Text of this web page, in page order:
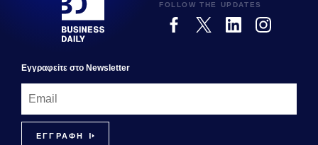
FOLLOW THE UPDATES
Εγγραφεiτε στο Newsletter